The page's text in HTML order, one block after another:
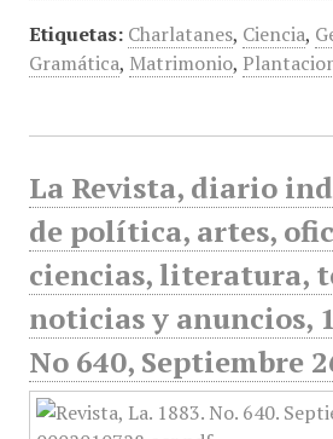
Etiquetas: Charlatanes, Ciencia,
Gramática, Matrimonio,
La Revista, diario
de política, artes,
ciencias, literatura,
noticias y anuncios,
No 640, Septiembre